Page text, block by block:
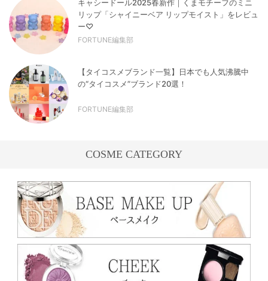
キャシードール2025春新作｜くまモチーフのミニ
リップ「シャイニーベア リップモイスト」をレビュ
ー♡
FORTUNE編集部
【タイコスメブランド一覧】日本でも人気沸騰中
の“タイコスメ”ブランド20選！
FORTUNE編集部
COSME CATEGORY